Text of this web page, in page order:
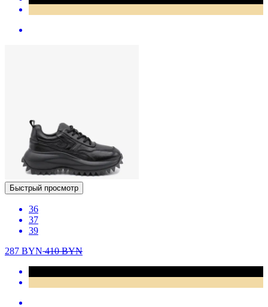
Быстрый просмотр
36
37
39
287 BYN410BYN